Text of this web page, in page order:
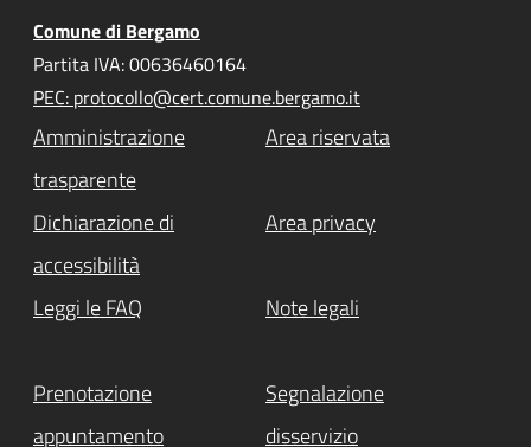
Comune di Bergamo
Partita IVA: 00636460164
PEC: protocollo@cert.comune.bergamo.it
Amministrazione
trasparente
Area riservata
Dichiarazione di
accessibilità
Area privacy
Leggi le FAQ Note legali
Prenotazione
appuntamento
Segnalazione
disservizio